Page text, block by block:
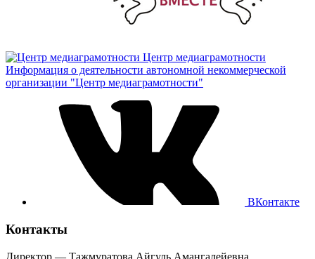
Центр медиаграмотности
Информация о деятельности автономной некоммерческой
организации "Центр медиаграмотности"
ВКонтакте
Контакты
Директор — Тажмуратова Айгуль Амангалейевна